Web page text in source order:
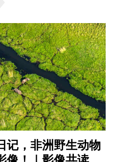
记，非洲野生动物